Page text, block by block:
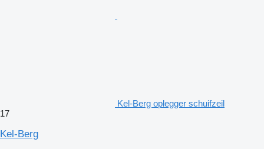
Kel-Berg oplegger schuifzeil
17
Kel-Berg